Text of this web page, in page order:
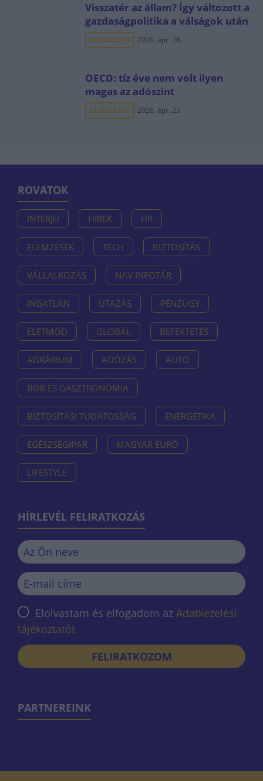
Visszatér az állam? Így változott a
gazdaságpolitika a válságok után
ELEMZÉSEK 2026. ápr. 28.
OECD: tíz éve nem volt ilyen
magas az adószint
ELEMZÉSEK 2026. ápr. 23.
ROVATOK
INTERJÚ HÍREK HR
ELEMZÉSEK TECH BIZTOSÍTÁS
VÁLLALKOZÁS NAV INFOTÁR
INGATLAN UTAZÁS PÉNZÜGY
ÉLETMÓD GLOBÁL BEFEKTETÉS
AGRÁRIUM ADÓZÁS AUTÓ
BOR ÉS GASZTRONÓMIA
BIZTOSÍTÁSI TUDATOSSÁG ENERGETIKA
EGÉSZSÉGIPAR MAGYAR EURÓ
LIFESTYLE
HÍRLEVÉL FELIRATKOZÁS
Elolvastam és elfogadom az Adatkezelési
tájékoztatót
FELIRATKOZOM
PARTNEREINK